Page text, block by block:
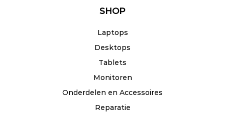
SHOP
Laptops
Desktops
Tablets
Monitoren
Onderdelen en Accessoires
Reparatie